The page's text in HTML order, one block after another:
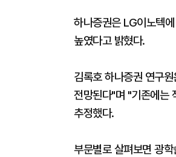
하나증권은 LG이노텍
높였다고 밝혔다.
김록호 하나증권 연구
전망된다"며 "기존에는
추정했다.
부문별로 살펴보면 광